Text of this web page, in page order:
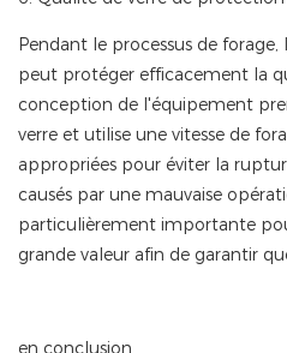
Pendant le processus de
peut protéger efficacement la
conception de l'équipement
verre et utilise une vitesse de
appropriées pour éviter la
causés par une mauvaise
particulièrement importante
grande valeur afin de garantir
en conclusion